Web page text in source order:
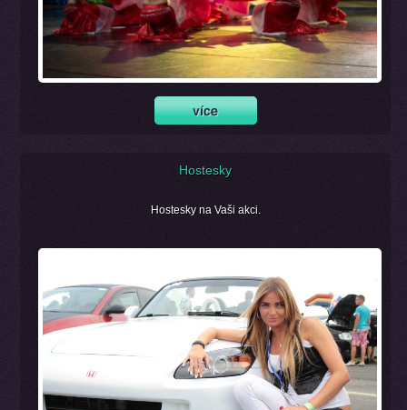
Hostesky
Hostesky na Vaši akci.